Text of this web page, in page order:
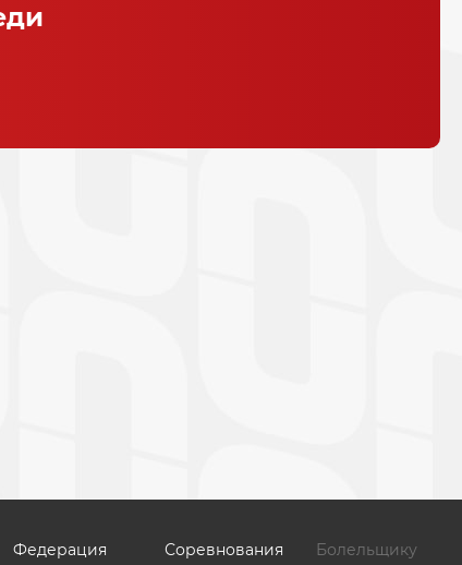
Федерация Соревнования Болельщику